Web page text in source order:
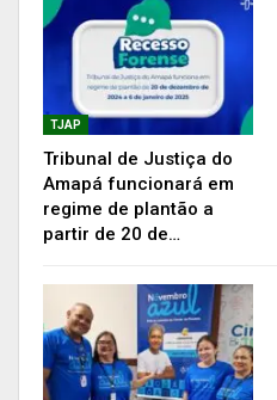
atendimentos oferecidos
Fluvial do Programa
Arquipélago do Bailique.
TJAP
Tribunal de Justiça do
Amapá funcionará em
regime de plantão a
partir de 20 de…